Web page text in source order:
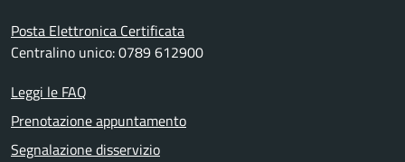
Posta Elettronica Certificata
Centralino unico: 0789 612900
Leggi le FAQ
Prenotazione appuntamento
Segnalazione disservizio